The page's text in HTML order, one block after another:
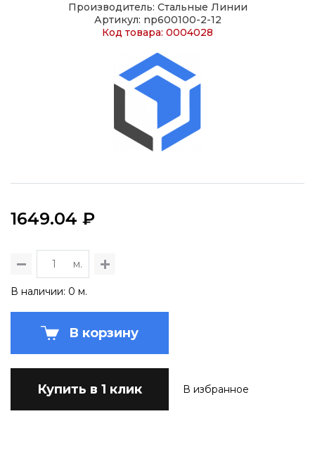
Производитель: Стальные Линии
Артикул: np600100-2-12
Код товара: 0004028
1649.04 ₽
м.
В наличии: 0 м.
В корзину
Купить в 1 клик В избранное